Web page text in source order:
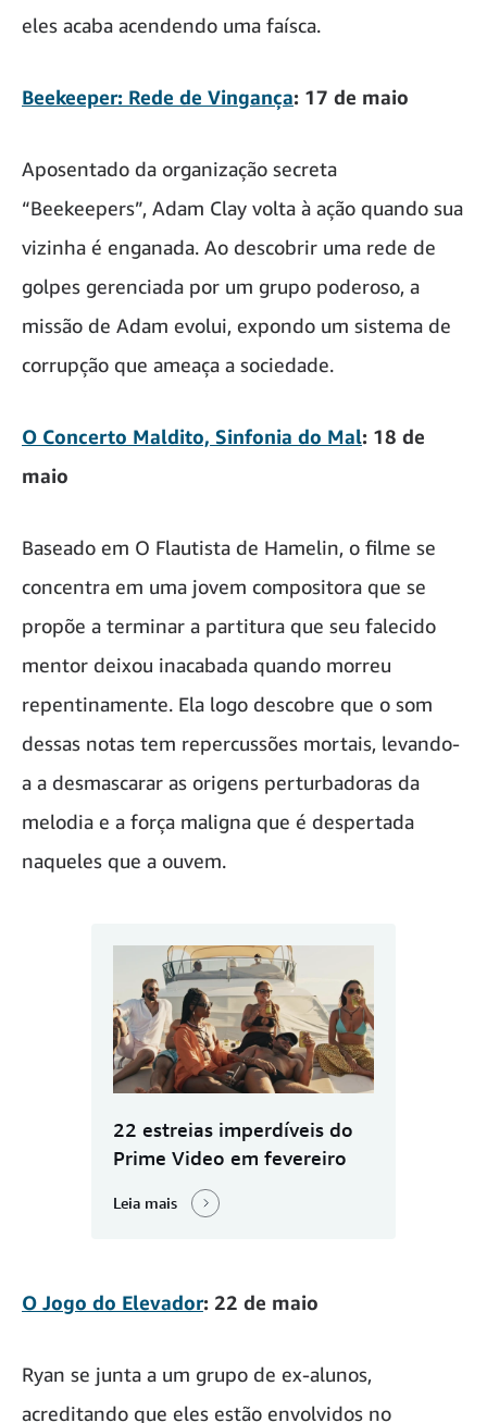
eles acaba acendendo uma faísca.
Beekeeper: Rede de Vingança: 17 de maio
Aposentado da organização secreta
“Beekeepers”, Adam Clay volta à ação quando sua
vizinha é enganada. Ao descobrir uma rede de
golpes gerenciada por um grupo poderoso, a
missão de Adam evolui, expondo um sistema de
corrupção que ameaça a sociedade.
O Concerto Maldito, Sinfonia do Mal: 18 de
maio
Baseado em O Flautista de Hamelin, o filme se
concentra em uma jovem compositora que se
propõe a terminar a partitura que seu falecido
mentor deixou inacabada quando morreu
repentinamente. Ela logo descobre que o som
dessas notas tem repercussões mortais, levando-
a a desmascarar as origens perturbadoras da
melodia e a força maligna que é despertada
naqueles que a ouvem.
22 estreias imperdíveis do
Prime Video em fevereiro
Leia mais
O Jogo do Elevador: 22 de maio
Ryan se junta a um grupo de ex-alunos,
acreditando que eles estão envolvidos no